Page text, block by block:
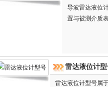
导波雷达液位
置与被测介质
雷达液位计
雷达液位计型号属